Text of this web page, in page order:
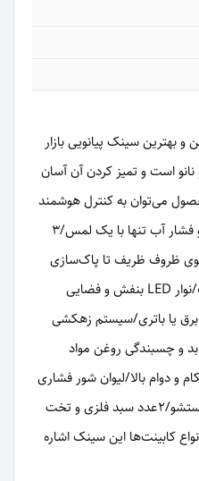
بهترین سینک پیانویی بازار
است و تمیز کردن آن آسان
می‌توان به کنترل هوشمند
با ٧ کلید لمسی تنظیم دقیق دما و فشار آب تنها با یک لمس/٣
ظروف ظریف تا پاک‌سازی
قوی‌تر/نمايشگر ديجيتال دماي اب/نوار LED بنفش و فضایی
یا باتری/سیستم زهکشی
بد و چسبندگی روغن مواد
استحکام و دوام بالا/ليوان شور فشارى
براى سهولت و تميزى بيشتر در شستشو/٢عدد سبد فلزى و تخت
کابینت‌ها این سینک اشاره